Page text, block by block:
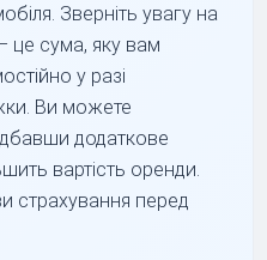
Зверніть увагу на
це сума, яку вам
у разі
Ви можете
додаткове
вартість оренди.
страхування перед